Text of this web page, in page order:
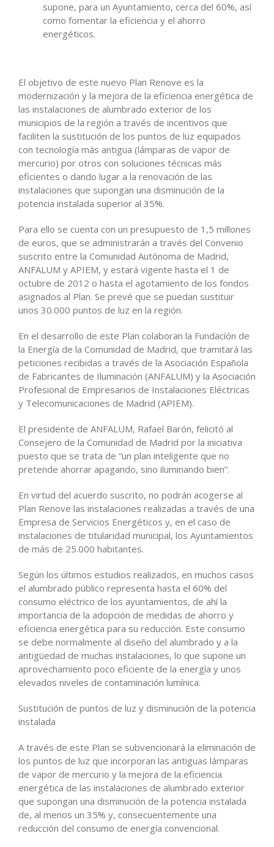
supone, para un Ayuntamiento, cerca del 60%, así
como fomentar la eficiencia y el ahorro
energéticos.
El objetivo de este nuevo Plan Renove es la
modernización y la mejora de la eficiencia energética de
las instalaciones de alumbrado exterior de los
municipios de la región a través de incentivos que
faciliten la sustitución de los puntos de luz equipados
con tecnología más antigua (lámparas de vapor de
mercurio) por otros con soluciones técnicas más
eficientes o dando lugar a la renovación de las
instalaciones que supongan una disminución de la
potencia instalada superior al 35%.
Para ello se cuenta con un presupuesto de 1,5 millones
de euros, que se administrarán a través del Convenio
suscrito entre la Comunidad Autónoma de Madrid,
ANFALUM y APIEM, y estará vigente hasta el 1 de
octubre de 2012 o hasta el agotamiento de los fondos
asignados al Plan. Se prevé que se puedan sustituir
unos 30.000 puntos de luz en la región.
En el desarrollo de este Plan colaboran la Fundacíón de
la Energía de la Comunidad de Madrid, que tramitará las
peticiones recibidas a través de la Asociación Española
de Fabricantes de Iluminación (ANFALUM) y la Asociación
Profesional de Empresarios de Instalaciones Eléctricas
y Telecomunicaciones de Madrid (APIEM).
El presidente de ANFALUM, Rafael Barón, felicitó al
Consejero de la Comunidad de Madrid por la iniciativa
puesto que se trata de “un plan inteligente que no
pretende ahorrar apagando, sino iluminando bien”.
En virtud del acuerdo suscrito, no podrán acogerse al
Plan Renove las instalaciones realizadas a través de una
Empresa de Servicios Energéticos y, en el caso de
instalaciones de titularidad municipal, los Ayuntamientos
de más de 25.000 habitantes.
Según los últimos estudios realizados, en muchos casos
el alumbrado público representa hasta el 60% del
consumo eléctrico de los ayuntamientos, de ahí la
importancia de la adopción de medidas de ahorro y
eficiencia energética para su reducción. Este consumo
se debe normalmente al diseño del alumbrado y a la
antigüedad de muchas instalaciones, lo que supone un
aprovechamiento poco eficiente de la energía y unos
elevados niveles de contaminación lumínica.
Sustitución de puntos de luz y disminución de la potencia
instalada
A través de este Plan se subvencionará la eliminación de
los puntos de luz que incorporan las antiguas lámparas
de vapor de mercurio y la mejora de la eficiencia
energética de las instalaciones de alumbrado exterior
que supongan una disminución de la potencia instalada
de, al menos un 35% y, consecuentemente una
reducción del consumo de energía convencional.